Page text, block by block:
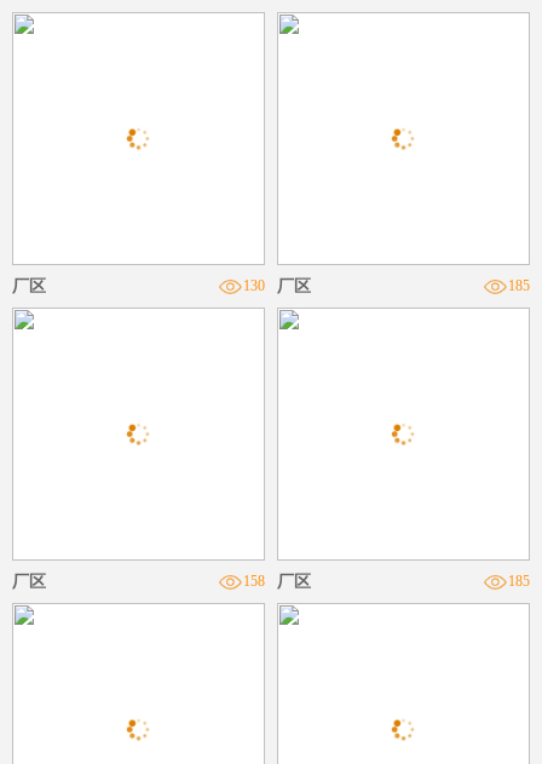
厂区 130 厂区 185
厂区 158 厂区 185